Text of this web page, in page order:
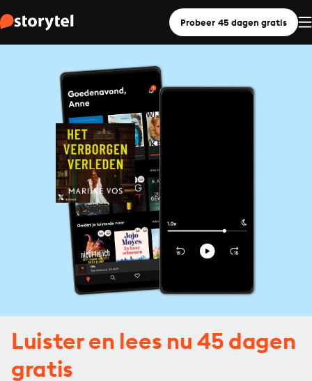
Probeer 45 dagen gratis
Luister en lees nu 45 dagen
gratis